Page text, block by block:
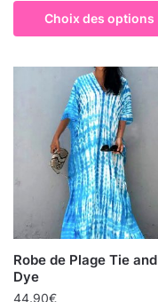
Choix des options
Robe de Plage Tie and
Dye
44.90€